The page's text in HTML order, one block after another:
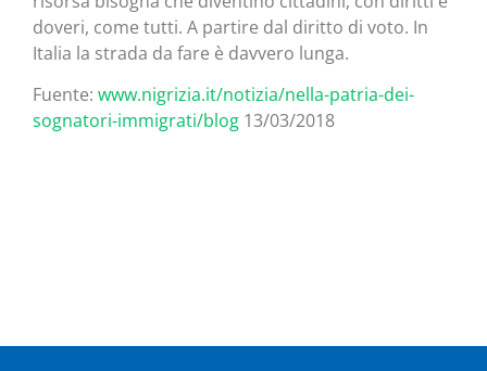
doveri, come tutti. A partire dal diritto di voto. In
Italia la strada da fare è davvero lunga.
Fuente: www.nigrizia.it/notizia/nella-patria-dei-
sognatori-immigrati/blog 13/03/2018